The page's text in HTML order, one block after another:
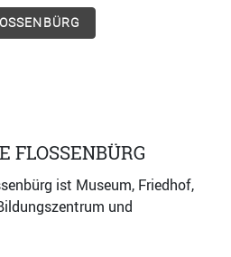
FLOSSENBÜRG
ist Museum, Friedhof,
und